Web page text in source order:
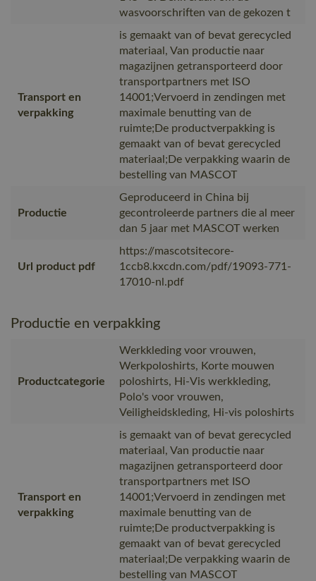
wasvoorschriften van de gekozen t
Transport en
verpakking
is gemaakt van of bevat gerecycled
materiaal, Van productie naar
magazijnen getransporteerd door
transportpartners met ISO
14001;Vervoerd in zendingen met
maximale benutting van de
ruimte;De productverpakking is
gemaakt van of bevat gerecycled
materiaal;De verpakking waarin de
bestelling van MASCOT
Productie
Geproduceerd in China bij
gecontroleerde partners die al meer
dan 5 jaar met MASCOT werken
Url product pdf
https://mascotsitecore-
1ccb8.kxcdn.com/pdf/19093-771-
17010-nl.pdf
Productie en verpakking
Productcategorie
Werkkleding voor vrouwen,
Werkpoloshirts, Korte mouwen
poloshirts, Hi-Vis werkkleding,
Polo's voor vrouwen,
Veiligheidskleding, Hi-vis poloshirts
Transport en
verpakking
is gemaakt van of bevat gerecycled
materiaal, Van productie naar
magazijnen getransporteerd door
transportpartners met ISO
14001;Vervoerd in zendingen met
maximale benutting van de
ruimte;De productverpakking is
gemaakt van of bevat gerecycled
materiaal;De verpakking waarin de
bestelling van MASCOT